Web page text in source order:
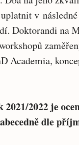
v
Doktorandi na
Academia,
2022 je
dle